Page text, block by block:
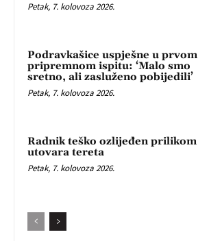
Petak, 7. kolovoza 2026.
Podravkašice uspješne u prvom
pripremnom ispitu: ‘Malo smo
sretno, ali zasluženo pobijedili’
Petak, 7. kolovoza 2026.
Radnik teško ozlijeđen prilikom
utovara tereta
Petak, 7. kolovoza 2026.